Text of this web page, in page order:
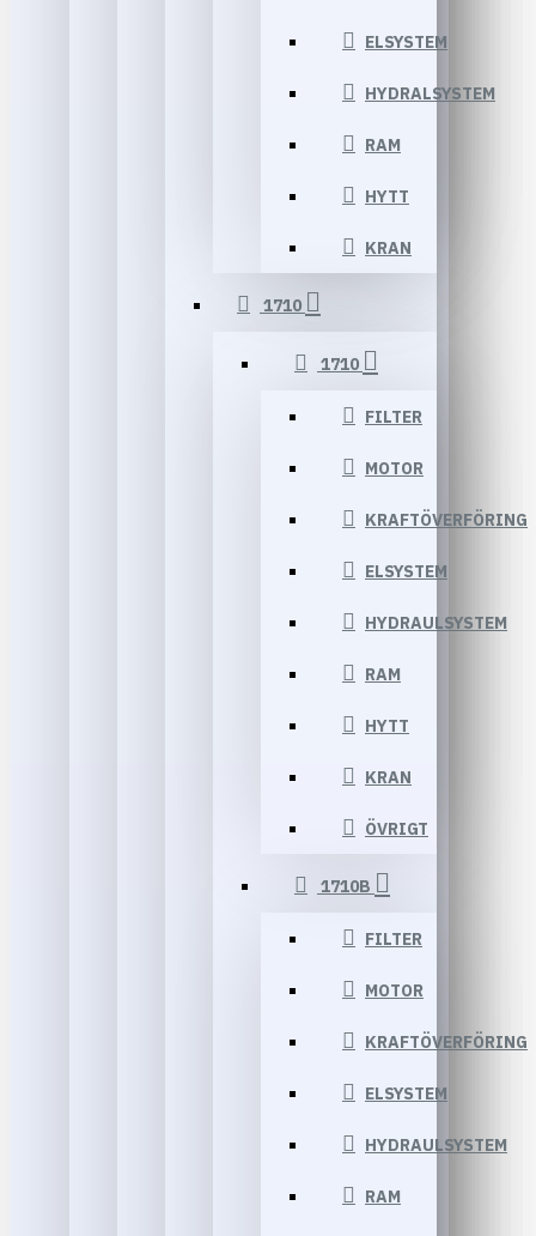
ELSYSTEM
HYDRALSYSTEM
RAM
HYTT
KRAN
1710
1710
FILTER
MOTOR
KRAFTÖVERFÖRING
ELSYSTEM
HYDRAULSYSTEM
RAM
HYTT
KRAN
ÖVRIGT
1710B
FILTER
MOTOR
KRAFTÖVERFÖRING
ELSYSTEM
HYDRAULSYSTEM
RAM